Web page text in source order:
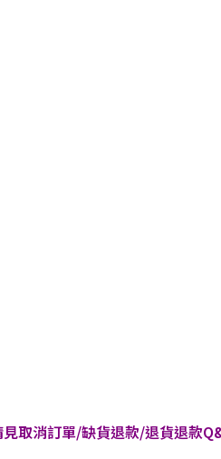
見取消訂單/缺貨退款/退貨退款